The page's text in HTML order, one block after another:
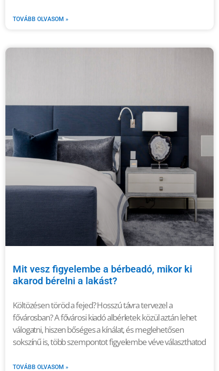
TOVÁBB OLVASOM »
Mit vesz figyelembe a bérbeadó, mikor ki
akarod bérelni a lakást?
Költözésen töröd a fejed? Hosszú távra tervezel a
fővárosban? A fővárosi kiadó albérletek közül aztán lehet
válogatni, hiszen bőséges a kínálat, és meglehetősen
sokszínű is, több szempontot figyelembe véve választhatod
TOVÁBB OLVASOM »